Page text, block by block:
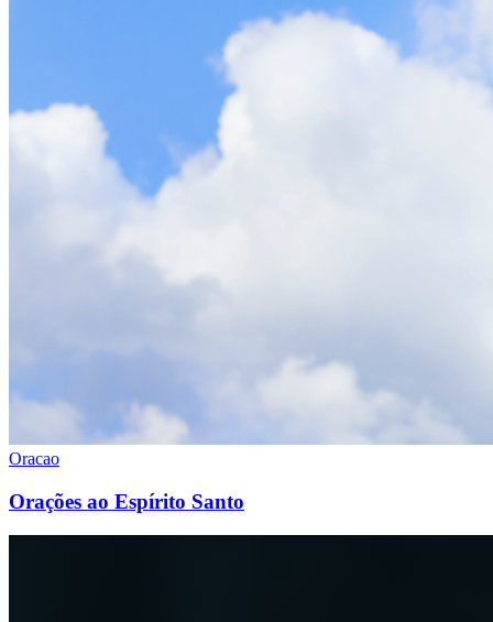
Oracao
Orações ao Espírito Santo